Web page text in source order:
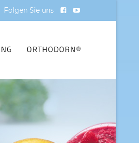
Folgen Sie uns
ORTHODORN®